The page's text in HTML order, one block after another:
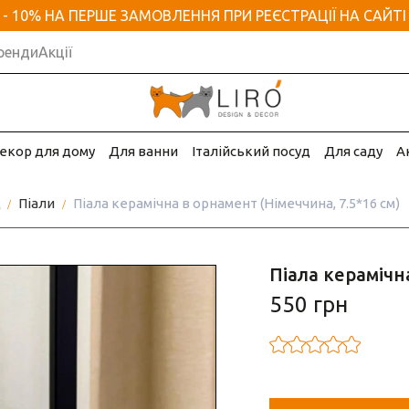
- 10% НА ПЕРШЕ ЗАМОВЛЕННЯ ПРИ РЕЄСТРАЦІЇ НА САЙТІ
Акції
для дому Для ванни Італійський посуд Для саду
Піали Піала керамічна в орнамент (Німеччина, 7.5*16 см)
Піала
550 грн